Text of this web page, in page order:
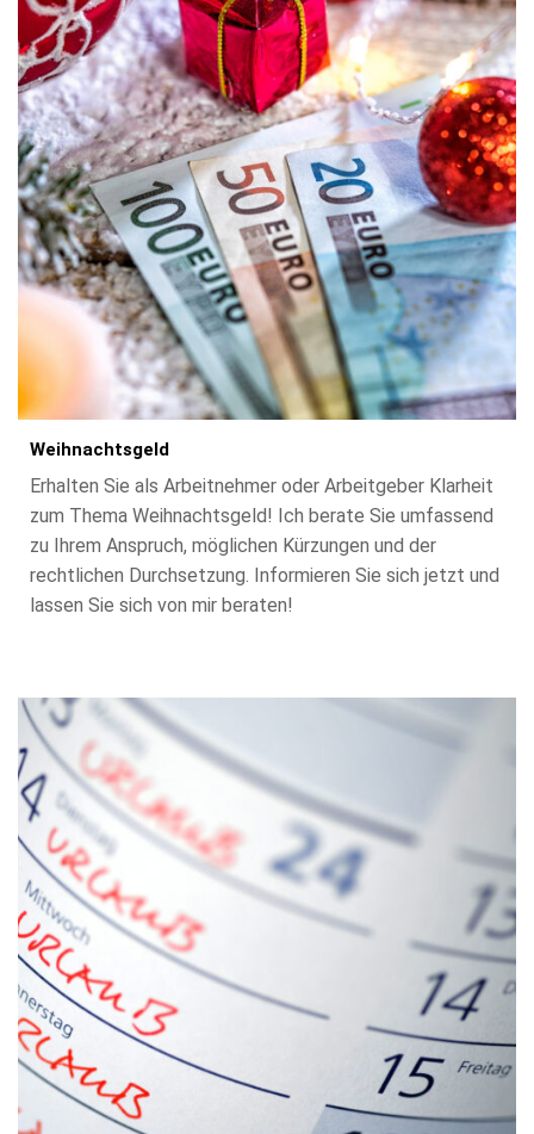
Weihnachtsgeld
Erhalten Sie als Arbeitnehmer oder Arbeitgeber Klarheit
zum Thema Weihnachtsgeld! Ich berate Sie umfassend
zu Ihrem Anspruch, möglichen Kürzungen und der
rechtlichen Durchsetzung. Informieren Sie sich jetzt und
lassen Sie sich von mir beraten!